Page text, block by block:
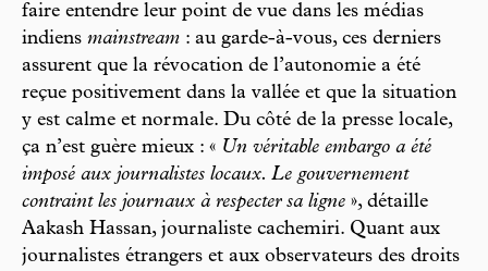
faire entendre leur point de vue dans les médias
indiens mainstream : au garde-à-vous, ces derniers
assurent que la révocation de l’autonomie a été
reçue positivement dans la vallée et que la situation
y est calme et normale. Du côté de la presse locale,
ça n’est guère mieux : « Un véritable embargo a été
imposé aux journalistes locaux. Le gouvernement
contraint les journaux à respecter sa ligne », détaille
Aakash Hassan, journaliste cachemiri. Quant aux
journalistes étrangers et aux observateurs des droits